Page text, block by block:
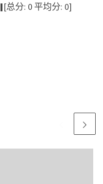
[总分: 0 平均分: 0]